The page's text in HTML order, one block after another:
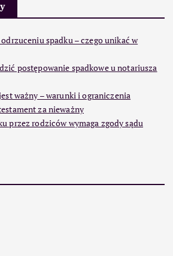
spadku – czego unikać w
postępowanie spadkowe u notariusza
ważny – warunki i ograniczenia
za nieważny
przez rodziców wymaga zgody sądu